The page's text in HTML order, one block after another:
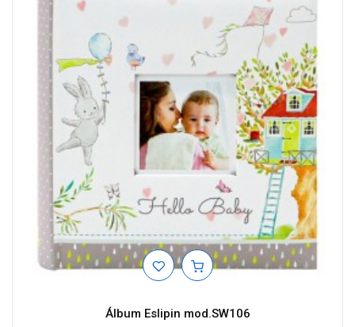
Álbum Eslipin mod.SW106